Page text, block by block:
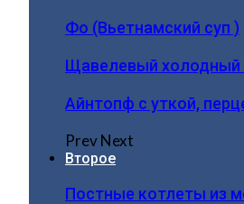
Фо (Вьетнамский суп )
Щавелевый холодный
Айнтопф с уткой,
PrevNext
Второе
Постные котлеты из